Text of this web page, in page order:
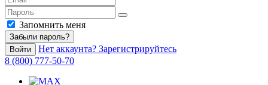
Запомнить меня
Забыли пароль?
Войти
Нет аккаунта? Зарегистрируйтесь
8 (800) 777-50-70